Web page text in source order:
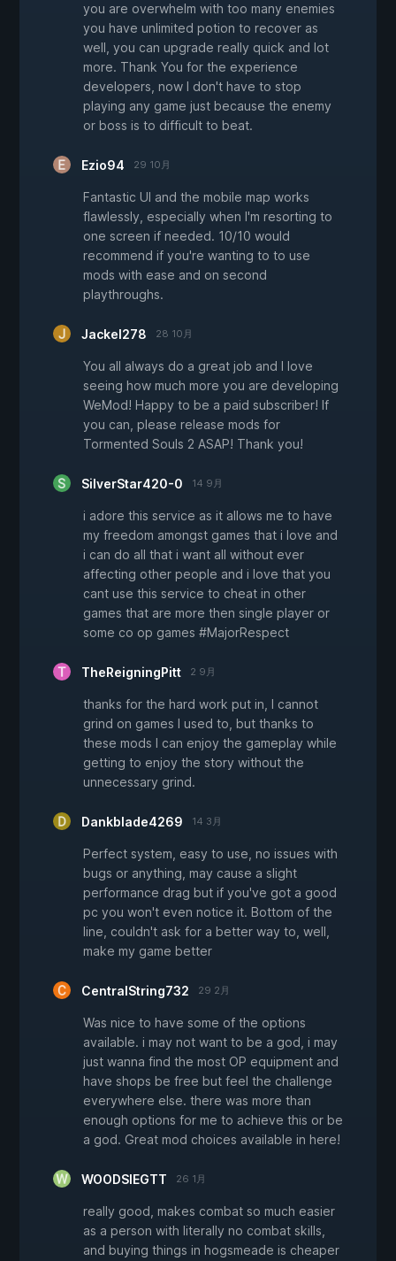
you are overwhelm with too many enemies
you have unlimited potion to recover as
well, you can upgrade really quick and lot
more. Thank You for the experience
developers, now I don't have to stop
playing any game just because the enemy
or boss is to difficult to beat.
Ezio94 29 10月
Fantastic UI and the mobile map works
flawlessly, especially when I'm resorting to
one screen if needed. 10/10 would
recommend if you're wanting to to use
mods with ease and on second
playthroughs.
Jackel278 28 10月
You all always do a great job and I love
seeing how much more you are developing
WeMod! Happy to be a paid subscriber! If
you can, please release mods for
Tormented Souls 2 ASAP! Thank you!
SilverStar420-0 14 9月
i adore this service as it allows me to have
my freedom amongst games that i love and
i can do all that i want all without ever
affecting other people and i love that you
cant use this service to cheat in other
games that are more then single player or
some co op games #MajorRespect
TheReigningPitt 2 9月
thanks for the hard work put in, I cannot
grind on games I used to, but thanks to
these mods I can enjoy the gameplay while
getting to enjoy the story without the
unnecessary grind.
Dankblade4269 14 3月
Perfect system, easy to use, no issues with
bugs or anything, may cause a slight
performance drag but if you've got a good
pc you won't even notice it. Bottom of the
line, couldn't ask for a better way to, well,
make my game better
CentralString732 29 2月
Was nice to have some of the options
available. i may not want to be a god, i may
just wanna find the most OP equipment and
have shops be free but feel the challenge
everywhere else. there was more than
enough options for me to achieve this or be
a god. Great mod choices available in here!
WOODSIEGTT 26 1月
really good, makes combat so much easier
as a person with literally no combat skills,
and buying things in hogsmeade is cheaper